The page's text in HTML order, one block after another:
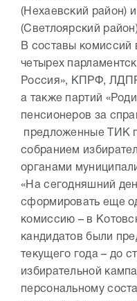
(Нехаевский район)
(Светлоярский
В составы комиссий
четырех
Россия», КПРФ,
а также партий
пенсионеров за
предложенные ТИК
собранием
органами
«На сегодняшний
сформировать еще
комиссию – в
кандидатов были
текущего года – до
избирательной
персональному